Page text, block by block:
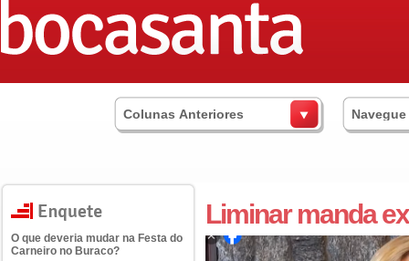
Colunas Anteriores
O que deveria mudar na Festa do
Carneiro no Buraco?
Liminar manda